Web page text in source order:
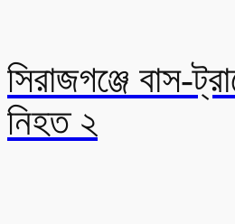
সিরাজগঞ্জে বাস-
নিহত ২